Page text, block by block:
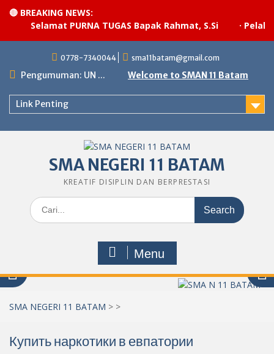
🔴 BREAKING NEWS:
Selamat PURNA TUGAS Bapak Rahmat, S.Si
content
0778-7340044 sma11batam@gmail.com
Pengumuman: UN ... Welcome to SMAN 11 Batam
Link Penting
SMA NEGERI 11 BATAM
KREATIF DISIPLIN DAN BERPRESTASI
Search
for:
Menu
SMA NEGERI 11 BATAM > >
Купить наркотики в евпатории